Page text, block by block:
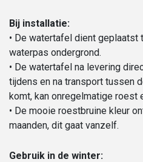
Bij installatie:
• De watertafel dient
waterpas ondergrond.
• De watertafel na levering
tijdens en na transport tussen
komt, kan onregelmatige roest
• De mooie roestbruine kleur
maanden, dit gaat vanzelf.
Gebruik in de winter: